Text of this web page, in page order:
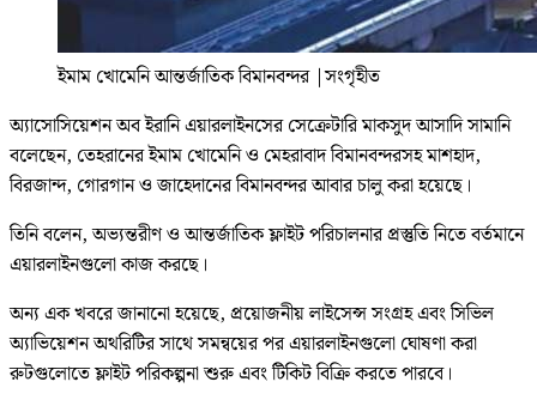
ইমাম খোমেনি আন্তর্জাতিক বিমানবন্দর |সংগৃহীত
অ্যাসোসিয়েশন অব ইরানি এয়ারলাইনসের সেক্রেটারি মাকসুদ আসাদি সামানি
বলেছেন, তেহরানের ইমাম খোমেনি ও মেহরাবাদ বিমানবন্দরসহ মাশহাদ,
বিরজান্দ, গোরগান ও জাহেদানের বিমানবন্দর আবার চালু করা হয়েছে।
তিনি বলেন, অভ্যন্তরীণ ও আন্তর্জাতিক ফ্লাইট পরিচালনার প্রস্তুতি নিতে বর্তমানে
এয়ারলাইনগুলো কাজ করছে।
অন্য এক খবরে জানানো হয়েছে, প্রয়োজনীয় লাইসেন্স সংগ্রহ এবং সিভিল
অ্যাভিয়েশন অথরিটির সাথে সমন্বয়ের পর এয়ারলাইনগুলো ঘোষণা করা
রুটগুলোতে ফ্লাইট পরিকল্পনা শুরু এবং টিকিট বিক্রি করতে পারবে।